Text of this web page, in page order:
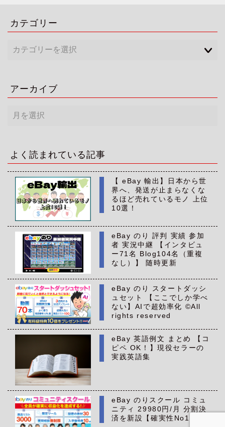
カテゴリー
アーカイブ
ー
ブ
よく読まれている記事
【 eBay 輸出】日本から世
界へ、発送が止まらなくな
るほど売れているモノ 上位
10選！
eBay のり 評判 実績 参加
者 実況中継 【インタビュ
ー71名 Blog104名（重複
なし）】 随時更新
eBay のり スタートダッシ
ュセット 【ここでしか学べ
ない】AIで超効率化 ©All
rights reserved
eBay 英語例文 まとめ 【コ
ピペ OK！】現役セラーの
実践英語集
eBay のりスクール コミュ
ニティ 29980円/月 分割決
済を新設【確実性No1】